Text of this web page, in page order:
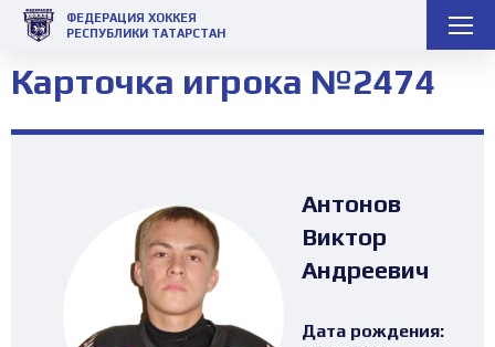
ФЕДЕРАЦИЯ ХОККЕЯ
РЕСПУБЛИКИ ТАТАРСТАН
Карточка игрока №2474
Антонов
Виктор
Андреевич
Дата рождения: